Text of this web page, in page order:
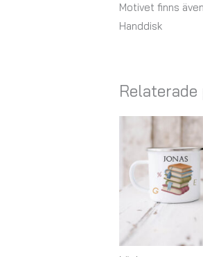
Motivet finns
Handdisk